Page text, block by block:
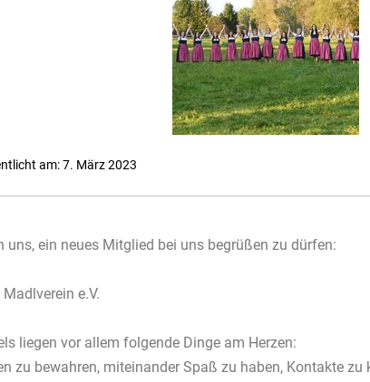
am: 7. März 2023
uns, ein neues Mitglied bei uns begrüßen zu dürfen:
e.V.
liegen vor allem folgende Dinge am Herzen:
zu bewahren, miteinander Spaß zu haben, Kontakte